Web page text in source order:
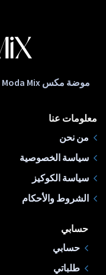
معلومات عنا
من نحن
سياسة الخصوصية
سياسة الكوكيز
الشروط والأحكام
حسابي
حسابي
طلباتي